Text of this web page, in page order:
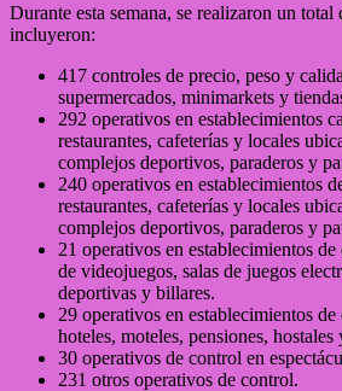
Durante esta semana, se realizaron un
incluyeron:
417 controles de precio, peso y
supermercados, minimarkets y
292 operativos en establecimientos
restaurantes, cafeterías y locales
complejos deportivos, paraderos y
240 operativos en establecimientos
restaurantes, cafeterías y locales
complejos deportivos, paraderos y
21 operativos en establecimientos
de videojuegos, salas de juegos
deportivas y billares.
29 operativos en establecimientos
hoteles, moteles, pensiones, hostales
30 operativos de control en
231 otros operativos de control.